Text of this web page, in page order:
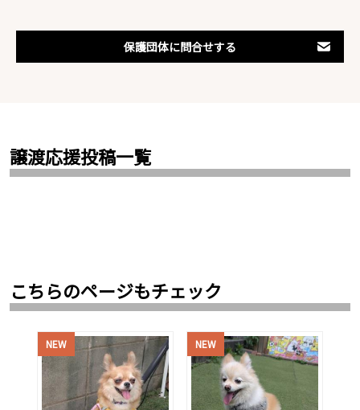
保護団体に問合せする
譲渡応援投稿一覧
こちらのページもチェック
NEW NEW